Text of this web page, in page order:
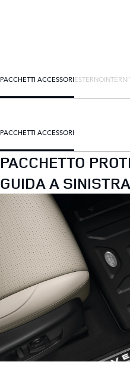
PACCHETTI ACCESSORIESTERNOINTERNI
PACCHETTI ACCESSORI
PACCHETTO
GUIDA A SINISTRA